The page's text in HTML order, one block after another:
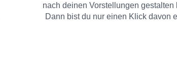
nach deinen Vorstellungen gestalten
Dann bist du nur einen Klick davon